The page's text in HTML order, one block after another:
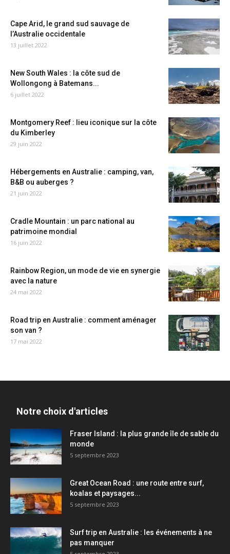
Cape Arid, le grand sud sauvage de
l’Australie occidentale
13 juillet 2022
New South Wales : la côte sud de
Wollongong à Batemans...
6 juillet 2022
Montgomery Reef : lieu iconique sur la côte
du Kimberley
29 juin 2022
Hébergements en Australie : camping, van,
B&B ou auberges ?
21 juin 2022
Cradle Mountain : un parc national au
patrimoine mondial
16 juin 2022
Rainbow Region, un mode de vie en synergie
avec la nature
24 mai 2022
Road trip en Australie : comment aménager
son van ?
17 mai 2022
Notre choix d'articles
Fraser Island : la plus grande île de sable du
monde
5 septembre 2023
Great Ocean Road : une route entre surf,
koalas et paysages...
5 septembre 2023
Surf trip en Australie : les événements à ne
pas manquer